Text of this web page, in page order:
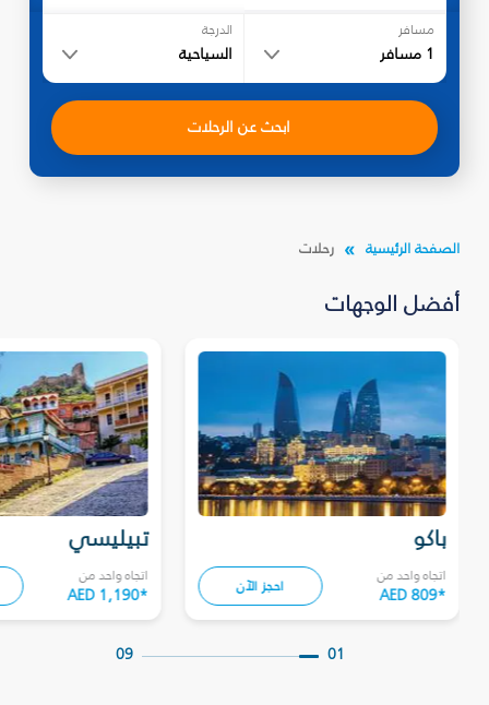
مسافر
1 مسافر
الدرجة
السياحية
ابحث عن الرحلات
الصفحة الرئيسية رحلات
أفضل الوجهات
تبيليسي
اتجاه واحد من
AED 1,190*
باكو
اتجاه واحد من
AED 809* احجز الآن
09 01